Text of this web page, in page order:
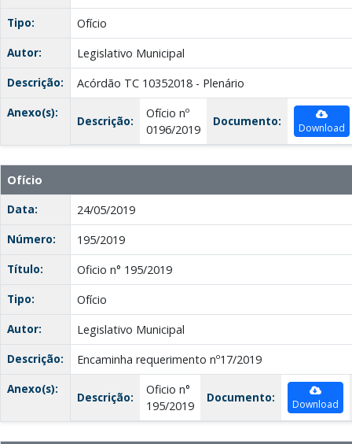
Tipo:
Ofício
Autor:
Legislativo Municipal
Descrição:
Acórdão TC 10352018 - Plenário
Anexo(s):
Descrição:
Ofício nº
0196/2019
Documento: Download
Ofício
Data:
24/05/2019
Número:
195/2019
Título:
Oficio n° 195/2019
Tipo:
Ofício
Autor:
Legislativo Municipal
Descrição:
Encaminha requerimento nº17/2019
Anexo(s):
Descrição:
Oficio n°
195/2019
Documento: Download